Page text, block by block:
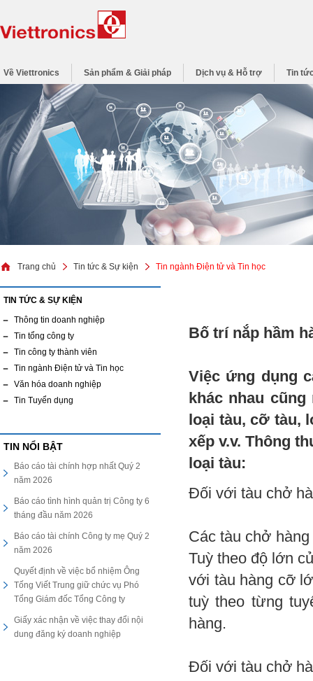
Về Viettronics Sản phẩm & Giải pháp Dịch vụ & Hỗ trợ Tin
Trang chủ Tin tức & Sự kiện Tin ngành Điện tử và Tin học
TIN TỨC & SỰ KIỆN
Thông tin doanh nghiệp
Tin tổng công ty
Tin công ty thành viên
Tin ngành Điện tử và Tin học
Văn hóa doanh nghiệp
Tin Tuyển dụng
TIN NỔI BẬT
Báo cáo tài chính hợp nhất Quý 2
năm 2026
Báo cáo tình hình quản trị Công ty 6
tháng đầu năm 2026
Báo cáo tài chính Công ty mẹ Quý 2
năm 2026
Quyết định về việc bổ nhiệm Ông
Tống Viết Trung giữ chức vụ Phó
Tổng Giám đốc Tổng Công ty
Giấy xác nhận về việc thay đổi nội
dung đăng ký doanh nghiệp
Bố trí nắp hầm
Việc ứng dụng
khác nhau
loại tàu, cỡ tàu,
xếp v.v. Thông
loại tàu:
Đối với tàu chở
Các tàu chở
Tuỳ theo độ lớn
với tàu hàng cỡ
tuỳ theo từng
hàng.
Đối với tàu chở